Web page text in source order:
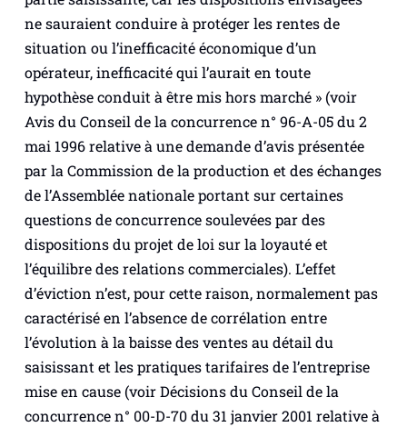
ne sauraient conduire à protéger les rentes de
situation ou l’inefficacité économique d’un
opérateur, inefficacité qui l’aurait en toute
hypothèse conduit à être mis hors marché » (voir
Avis du Conseil de la concurrence n° 96-A-05 du 2
mai 1996 relative à une demande d’avis présentée
par la Commission de la production et des échanges
de l’Assemblée nationale portant sur certaines
questions de concurrence soulevées par des
dispositions du projet de loi sur la loyauté et
l’équilibre des relations commerciales). L’effet
d’éviction n’est, pour cette raison, normalement pas
caractérisé en l’absence de corrélation entre
l’évolution à la baisse des ventes au détail du
saisissant et les pratiques tarifaires de l’entreprise
mise en cause (voir Décisions du Conseil de la
concurrence n° 00-D-70 du 31 janvier 2001 relative à